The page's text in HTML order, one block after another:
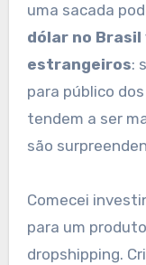
uma sacada
dólar no
estrangeiros:
para público
tendem a ser
são
Comecei
para um
dropshipping.